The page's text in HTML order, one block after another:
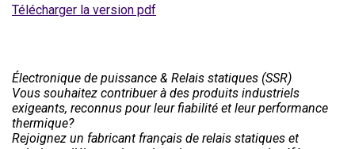
Télécharger la version pdf
Électronique de puissance & Relais statiques (SSR)
Vous souhaitez contribuer à des produits industriels
exigeants, reconnus pour leur fiabilité et leur performance
thermique?
Rejoignez un fabricant français de relais statiques et